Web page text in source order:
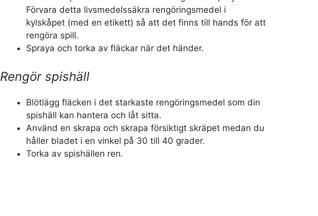
Förvara detta livsmedelssäkra rengöringsmedel i
kylskåpet (med en etikett) så att det finns till hands för att
rengöra spill.
Spraya och torka av fläckar när det händer.
Rengör spishäll
Blötlägg fläcken i det starkaste rengöringsmedel som din
spishäll kan hantera och låt sitta.
Använd en skrapa och skrapa försiktigt skräpet medan du
håller bladet i en vinkel på 30 till 40 grader.
Torka av spishällen ren.